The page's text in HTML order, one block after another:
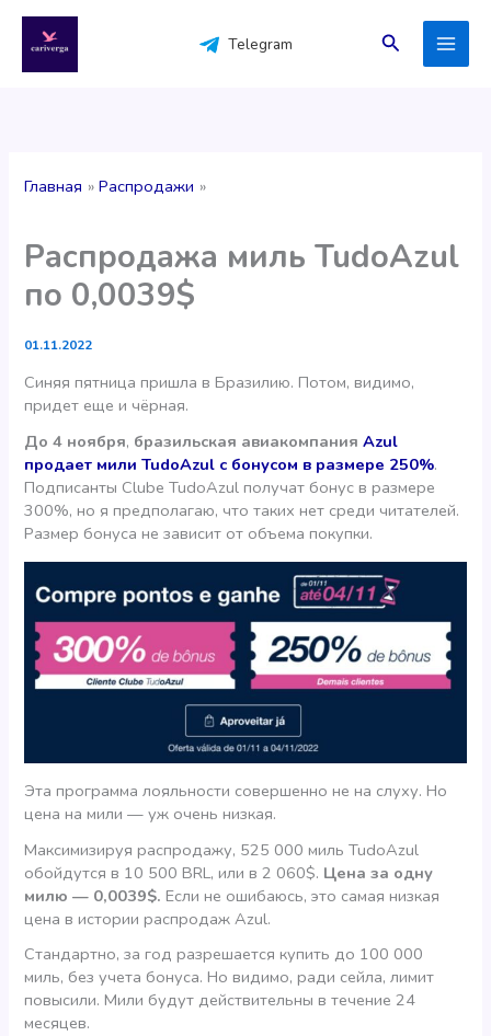
содержимому
Telegram Поиск
Главная Распродажи
Распродажа миль TudoAzul
по 0,0039$
01.11.2022
Синяя пятница пришла в Бразилию. Потом, видимо,
придет еще и чёрная.
До 4 ноября, бразильская авиакомпанияAzul
продает мили TudoAzul с бонусом в размере 250%.
Подписанты Clube TudoAzul получат бонус в размере
300%, но я предполагаю, что таких нет среди читателей.
Размер бонуса не зависит от объема покупки.
Эта программа лояльности совершенно не на слуху. Но
цена на мили — уж очень низкая.
Максимизируя распродажу, 525 000 миль TudoAzul
обойдутся в 10 500 BRL, или в 2 060$. Цена за одну
милю — 0,0039$. Если не ошибаюсь, это самая низкая
цена в истории распродаж Azul.
Стандартно, за год разрешается купить до 100 000
миль, без учета бонуса. Но видимо, ради сейла, лимит
повысили. Мили будут действительны в течение 24
месяцев.